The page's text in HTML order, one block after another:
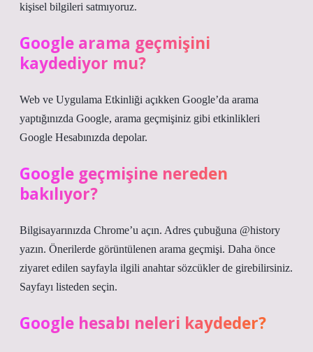
kişisel bilgileri satmıyoruz.
Google arama geçmişini
kaydediyor mu?
Web ve Uygulama Etkinliği açıkken Google’da arama
yaptığınızda Google, arama geçmişiniz gibi etkinlikleri
Google Hesabınızda depolar.
Google geçmişine nereden
bakılıyor?
Bilgisayarınızda Chrome’u açın. Adres çubuğuna @history
yazın. Önerilerde görüntülenen arama geçmişi. Daha önce
ziyaret edilen sayfayla ilgili anahtar sözcükler de girebilirsiniz.
Sayfayı listeden seçin.
Google hesabı neleri kaydeder?